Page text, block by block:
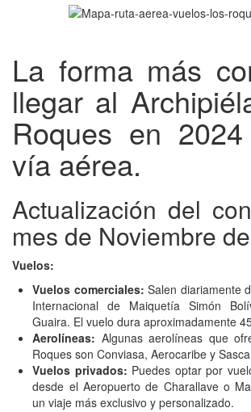
La forma más
llegar al
Roques en
vía aérea.
Actualización del
mes de Noviembre
Vuelos:
Vuelos comerciales: Salen diariamente
Internacional de Maiquetía Simón
Guaira. El vuelo dura aproximadamente
Aerolíneas: Algunas aerolíneas que
Roques son Conviasa, Aerocaribe y
Vuelos privados: Puedes optar por
desde el Aeropuerto de Charallave o
un viaje más exclusivo y personalizado.